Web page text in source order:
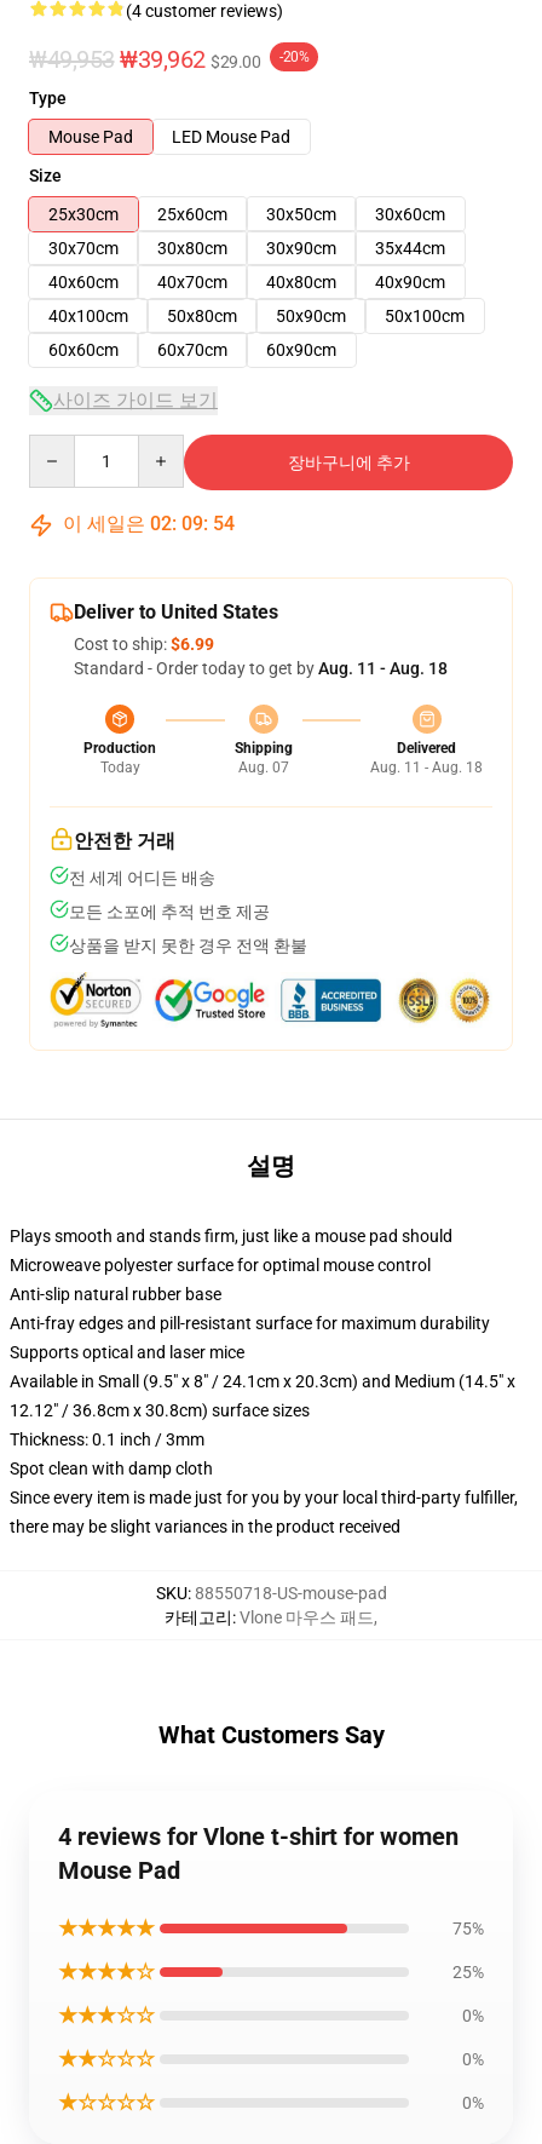
(4 customer reviews)
₩49,953 ₩39,962 $29.00 -20%
Type
Mouse Pad
LED Mouse Pad
Size
25x30cm
25x60cm 30x50cm
30x60cm
30x70cm
30x80cm 30x90cm
35x44cm
40x60cm
40x70cm 40x80cm
40x90cm
40x100cm
50x80cm 50x90cm
50x100cm
60x60cm
60x70cm 60x90cm
사이즈 가이드 보기
장바구니에 추가
이 세일은 02: 09: 53
Deliver to United States
Cost to ship:$6.99
Standard - Order today to get byAug. 11 - Aug. 18
Production
Today
Shipping
Aug. 07
Delivered
Aug. 11 - Aug. 18
안전한 거래
전 세계 어디든 배송
모든 소포에 추적 번호 제공
상품을 받지 못한 경우 전액 환불
설명
Plays smooth and stands firm, just like a mouse pad should
Microweave polyester surface for optimal mouse control
Anti-slip natural rubber base
Anti-fray edges and pill-resistant surface for maximum durability
Supports optical and laser mice
Available in Small (9.5" x 8" / 24.1cm x 20.3cm) and Medium (14.5" x
12.12" / 36.8cm x 30.8cm) surface sizes
Thickness: 0.1 inch / 3mm
Spot clean with damp cloth
Since every item is made just for you by your local third-party fulfiller,
there may be slight variances in the product received
SKU:88550718-US-mouse-pad
카테고리:Vlone 마우스 패드,
What Customers Say
4 reviews for Vlone t-shirt for women
Mouse Pad
★★★★★ 75%
★★★★☆ 25%
★★★☆☆ 0%
★★☆☆☆ 0%
★☆☆☆☆ 0%